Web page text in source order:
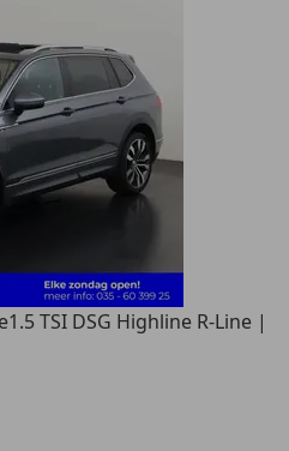
1.5 TSI DSG Highline R-Line |